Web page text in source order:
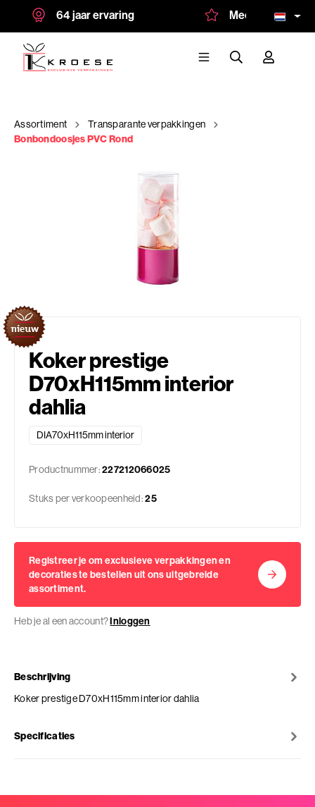
64 jaar ervaring Meer dan 1.500
Assortiment
Transparante verpakkingen
Bonbondoosjes PVC Rond
Koker prestige
D70xH115mm interior
dahlia
DIA70xH115mm interior
Productnummer:227212066025
Stuks per verkoopeenheid:25
Registreer je om exclusieve verpakkingen en
decoraties te bestellen uit ons uitgebreide
assortiment.
Heb je al een account?Inloggen
Beschrijving
Koker prestige D70xH115mm interior dahlia
Specificaties